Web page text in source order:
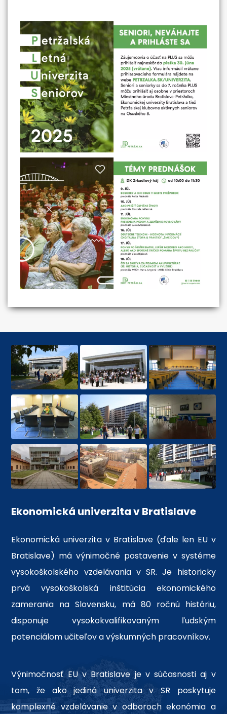
Ekonomická univerzita v Bratislave
Ekonomická univerzita v Bratislave (ďale len EU v
Bratislave) má výnimočné postavenie v systéme
vysokoškolského vzdelávania v SR. Je historicky
prvá vysokoškolská inštitúcia ekonomického
zamerania na Slovensku, má 80 ročnú históriu,
disponuje vysokokvalifikovaným ľudským
potenciálom učiteľov a výskumných pracovníkov.
Výnimočnosť EU v Bratislave je v súčasnosti aj v
tom, že ako jediná univerzita v SR poskytuje
komplexné vzdelávanie v odboroch ekonómia a